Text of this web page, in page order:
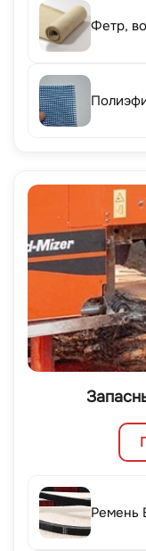
Фетр,
Ремень